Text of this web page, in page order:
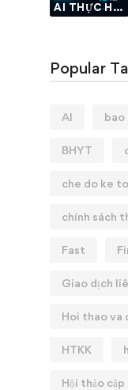
AI THỰC HÀNH
Popular
AI bao
BHYT
che do ke
chính sách
Fast
Giao dịch
Hoi thao va
HTKK
Hội thảo